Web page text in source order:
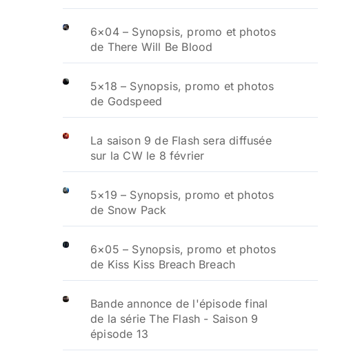
6×04 – Synopsis, promo et photos
de There Will Be Blood
5×18 – Synopsis, promo et photos
de Godspeed
La saison 9 de Flash sera diffusée
sur la CW le 8 février
5×19 – Synopsis, promo et photos
de Snow Pack
6×05 – Synopsis, promo et photos
de Kiss Kiss Breach Breach
Bande annonce de l'épisode final
de la série The Flash - Saison 9
épisode 13